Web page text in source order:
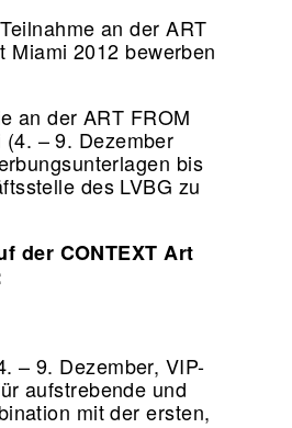
an der ART
Miami 2012 bewerben
an der ART FROM
– 9. Dezember
bis
des LVBG zu
der CONTEXT Art
– 9. Dezember, VIP-
aufstrebende und
mit der ersten,